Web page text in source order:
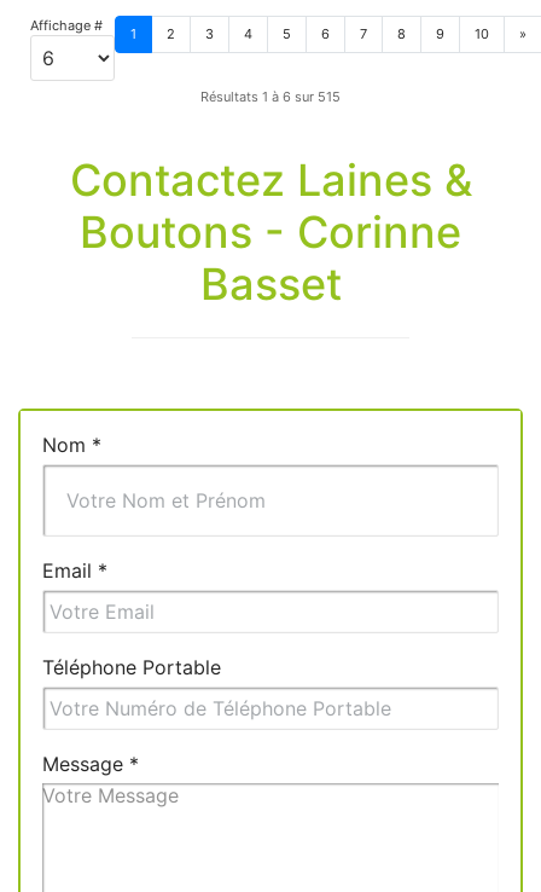
Affichage # 1 2 3 4 5 6 7 8 9 10 »
Résultats 1 à 6 sur 515
Contactez Laines &
Boutons - Corinne
Basset
Nom *
Email *
Téléphone Portable
Message *